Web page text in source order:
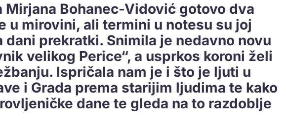
Mirjana Bohanec-Vidović gotovo dva
u mirovini, ali termini u notesu su joj
dani prekratki. Snimila je nedavno novu
velikog Perice“, a usprkos koroni želi
Ispričala nam je i što je ljuti u
i Grada prema starijim ljudima te kako
dane te gleda na to razdoblje